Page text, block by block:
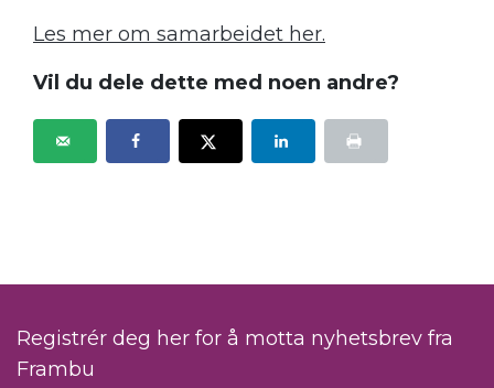
Les mer om samarbeidet her.
Vil du dele dette med noen andre?
Registrér deg her for å motta nyhetsbrev fra
Frambu